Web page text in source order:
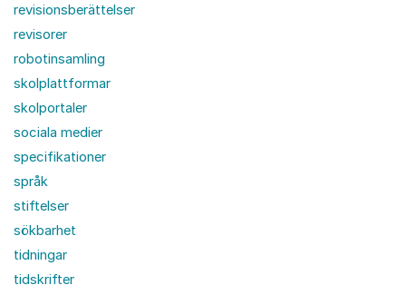
revisionsberättelser
revisorer
robotinsamling
skolplattformar
skolportaler
sociala medier
specifikationer
språk
stiftelser
sökbarhet
tidningar
tidskrifter